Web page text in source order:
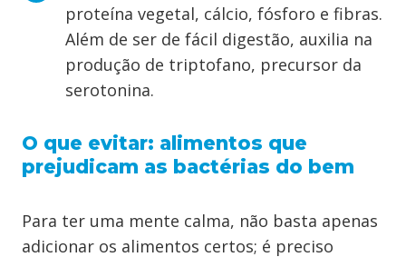
proteína vegetal, cálcio, fósforo e fibras.
Além de ser de fácil digestão, auxilia na
produção de triptofano, precursor da
serotonina.
O que evitar: alimentos que
prejudicam as bactérias do bem
Para ter uma mente calma, não basta apenas
adicionar os alimentos certos; é preciso